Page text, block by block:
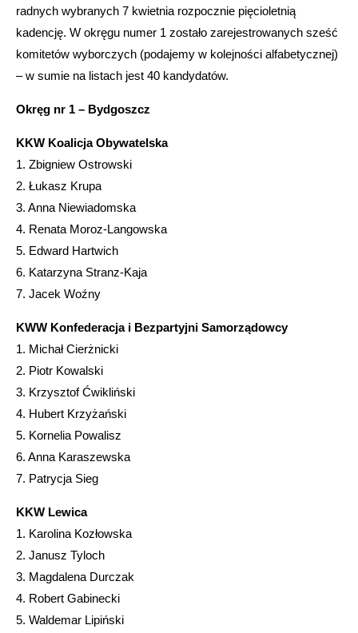
radnych wybranych 7 kwietnia rozpocznie pięcioletnią
kadencję. W okręgu numer 1 zostało zarejestrowanych sześć
komitetów wyborczych (podajemy w kolejności alfabetycznej)
– w sumie na listach jest 40 kandydatów.
Okręg nr 1 – Bydgoszcz
KKW Koalicja Obywatelska
1. Zbigniew Ostrowski
2. Łukasz Krupa
3. Anna Niewiadomska
4. Renata Moroz-Langowska
5. Edward Hartwich
6. Katarzyna Stranz-Kaja
7. Jacek Woźny
KWW Konfederacja i Bezpartyjni Samorządowcy
1. Michał Cierżnicki
2. Piotr Kowalski
3. Krzysztof Ćwikliński
4. Hubert Krzyżański
5. Kornelia Powalisz
6. Anna Karaszewska
7. Patrycja Sieg
KKW Lewica
1. Karolina Kozłowska
2. Janusz Tyloch
3. Magdalena Durczak
4. Robert Gabinecki
5. Waldemar Lipiński